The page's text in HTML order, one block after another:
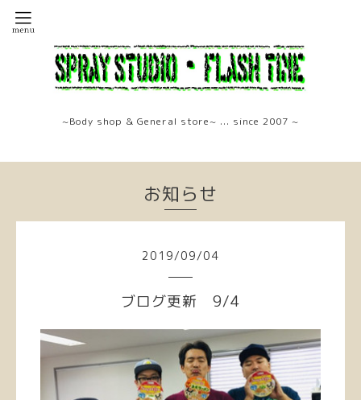
~Body shop & General store~ ... since 2007 ~
お知らせ
2019/09/04
ブログ更新 9/4